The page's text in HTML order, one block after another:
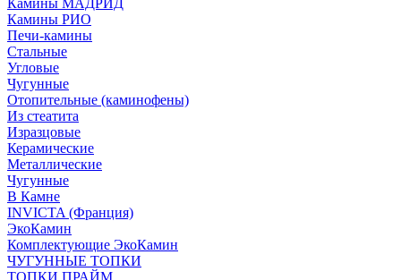
Камины МАДРИД
Камины РИО
Печи-камины
Стальные
Угловые
Чугунные
Отопительные (каминофены)
Из стеатита
Изразцовые
Керамические
Металлические
Чугунные
В Камне
INVICTA (Франция)
ЭкоКамин
Комплектующие ЭкоКамин
ЧУГУННЫЕ ТОПКИ
ТОПКИ ПРАЙМ